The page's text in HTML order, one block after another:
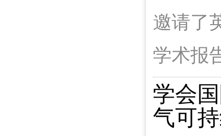
邀请了
学术报
学会
气可